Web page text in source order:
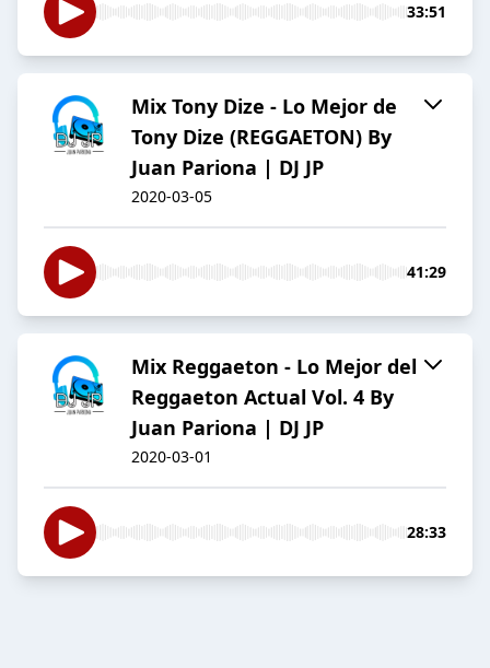
33:51
Mix Tony Dize - Lo Mejor de
Tony Dize (REGGAETON) By
Juan Pariona | DJ JP
2020-03-05
41:29
Mix Reggaeton - Lo Mejor del
Reggaeton Actual Vol. 4 By
Juan Pariona | DJ JP
2020-03-01
28:33